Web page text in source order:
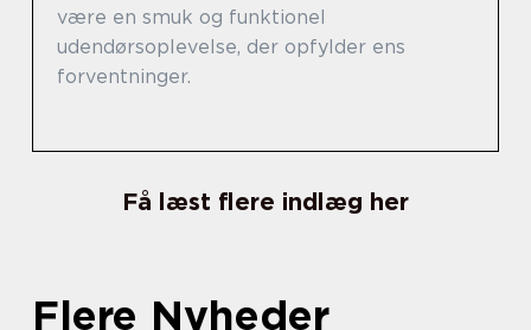
være en smuk og funktionel
udendørsoplevelse, der opfylder ens
forventninger.
Få læst flere indlæg her
Flere Nyheder